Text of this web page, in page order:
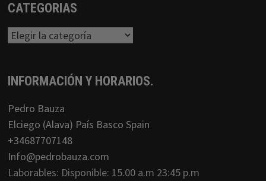
CATEGORIAS
Categorias
INFORMACIÓN Y HORARIOS.
Pedro Bauza
Elciego (Alava) País Basco Spain
+34687707148
Info@pedrobauza.com
Laborables: Disponible: 15.00 a.m 23:45 p.m